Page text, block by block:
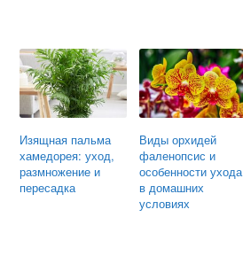
Изящная пальма
хамедорея: уход,
размножение и
пересадка
Виды орхидей
фаленопсис и
особенности ухода
в домашних
условиях